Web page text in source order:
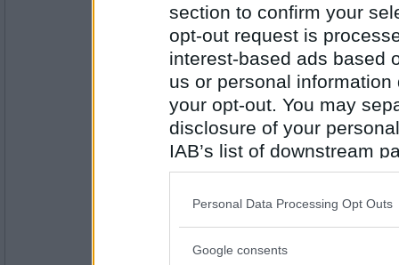
section to confirm your
opt-out request is
interest-based ads based
us or personal
your opt-out. You may
disclosure of your
IAB’s list of downstream
also be disclosed by us
Downstream Participants
Please note that this
Personal Data Processing Opt Outs
Google consents
1718
Antal inlägg:
Nu va d lääääääänge sen ;(